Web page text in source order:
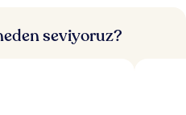
seviyoruz?